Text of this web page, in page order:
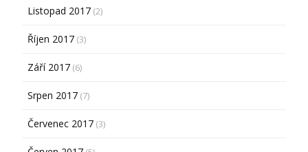
Listopad 2017 (2)
Říjen 2017 (3)
Září 2017 (6)
Srpen 2017 (7)
Červenec 2017 (3)